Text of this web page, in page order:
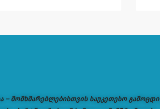
– მომხმარებლებისთვის საუკეთესო